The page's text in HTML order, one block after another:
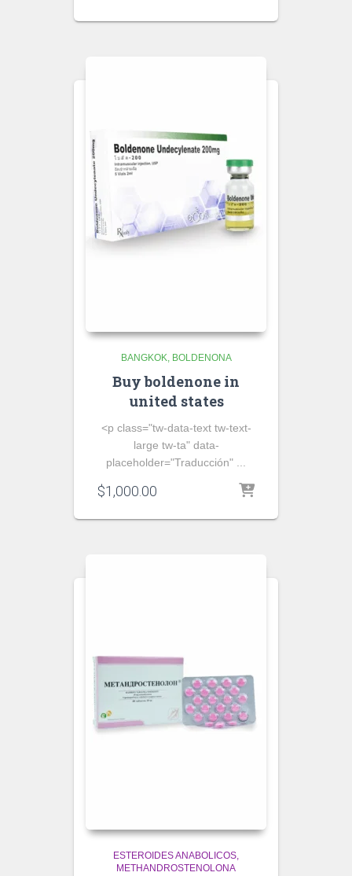
BANGKOK BOLDENONA
Buy boldenone in
united states
<p class="tw-data-text tw-text-
large tw-ta" data-
placeholder="Traducción" ...
$1,000.00
ESTEROIDES ANABOLICOS
METHANDROSTENOLONA